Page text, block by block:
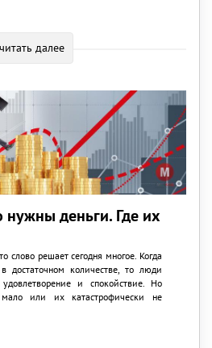
читать далее
нужны деньги. Где их
слово решает сегодня многое. Когда
достаточном количестве, то люди
и спокойствие. Но
или их катастрофически не